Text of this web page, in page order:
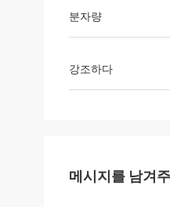
분자량
강조하다
메시지를 남겨